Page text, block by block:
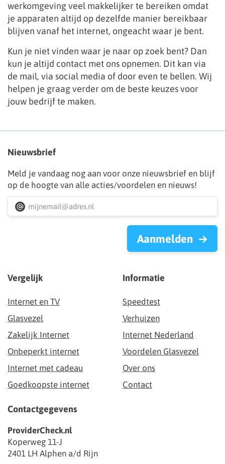
werkomgeving veel makkelijker te bereiken omdat
je apparaten altijd op dezelfde manier bereikbaar
blijven vanaf het internet, ongeacht waar je bent.
Kun je niet vinden waar je naar op zoek bent? Dan
kun je altijd contact met ons opnemen. Dit kan via
de mail, via social media of door even te bellen. Wij
helpen je graag verder om de beste keuzes voor
jouw bedrijf te maken.
Nieuwsbrief
Meld je vandaag nog aan voor onze nieuwsbrief en blijf
op de hoogte van alle acties/voordelen en nieuws!
Aanmelden
Contactgegevens
ProviderCheck.nl
Koperweg 11-J
2401 LH Alphen a/d Rijn
Vergelijk
Internet en TV
Glasvezel
Zakelijk Internet
Onbeperkt internet
Internet met cadeau
Goedkoopste internet
Informatie
Speedtest
Verhuizen
Internet Nederland
Voordelen Glasvezel
Over ons
Contact